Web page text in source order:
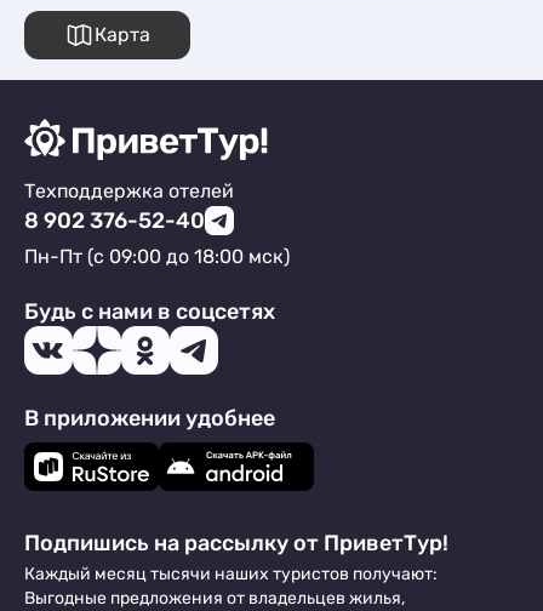
Карта
Техподдержка отелей
8 902 376-52-40
Пн-Пт (с 09:00 до 18:00 мск)
Будь с нами в соцсетях
В приложении удобнее
Подпишись на рассылку от ПриветТур!
Каждый месяц тысячи наших туристов получают:
Выгодные предложения от владельцев жилья,